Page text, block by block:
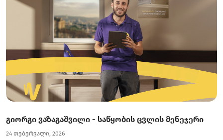
გიორგი ვაზაგაშვილი - საწყობის ცვლის მენეჯერი
24 თებერვალი, 2026